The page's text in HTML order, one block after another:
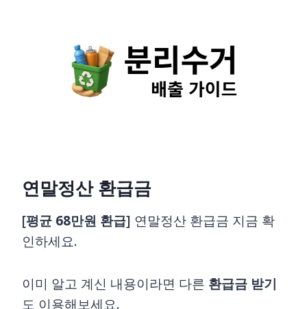
연말정산 환급금
[평균 68만원 환급] 연말정산 환급금 지금 확
인하세요.
이미 알고 계신 내용이라면 다른환급금받기